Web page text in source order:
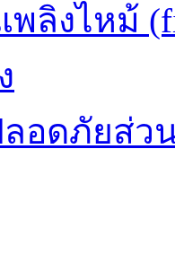
พลิงไหม้
อดภัยส่ว